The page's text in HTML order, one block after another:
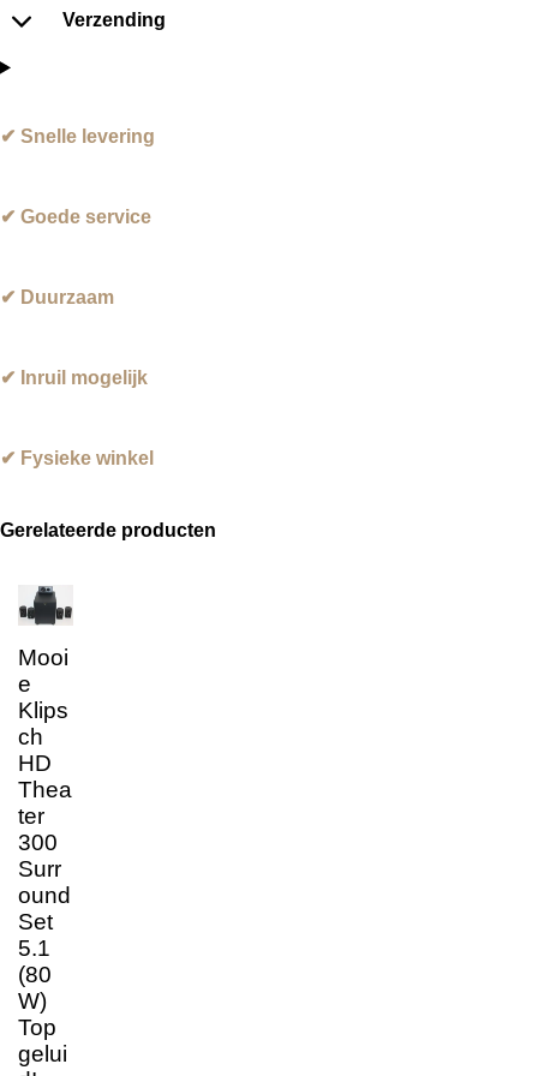
Verzending
✔ Snelle levering
✔ Goede service
✔ Duurzaam
✔ Inruil mogelijk
✔ Fysieke winkel
Gerelateerde producten
Mooi
e
Klips
ch
HD
Thea
ter
300
Surr
ound
Set
5.1
(80
W)
Top
gelui